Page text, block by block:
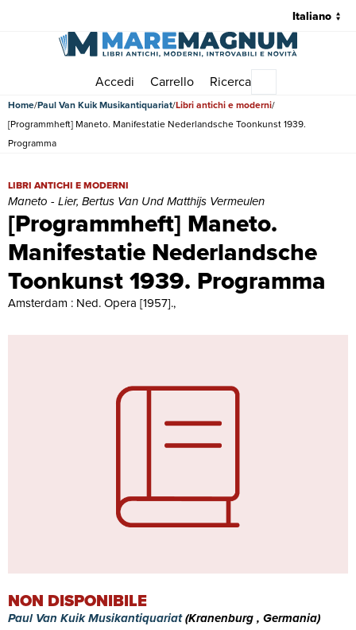
Accedi Carrello Ricerca
Home Paul Van Kuik Musikantiquariat Libri antichi e moderni
[Programmheft] Maneto. Manifestatie Nederlandsche Toonkunst 1939.
Programma
[Programmheft] Maneto.
Manifestatie Nederlandsche
Toonkunst 1939. Programma
[Programmheft] Maneto. Manifestatie Nederlandsche Toonkunst
LIBRI ANTICHI E MODERNI
Maneto - Lier, Bertus Van Und Matthijs Vermeulen
Amsterdam : Ned. Opera [1957].,
NON DISPONIBILE
Paul Van Kuik Musikantiquariat(Kranenburg , Germania)